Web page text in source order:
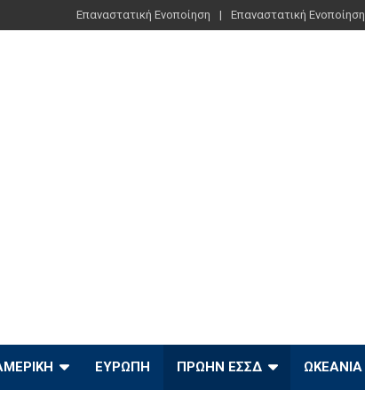
Επαναστατική Ενοποίηση Επαναστατική Ενοποίηση
ΕΥΡΏΠΗ ΠΡΏΗΝ ΕΣΣΔ ΩΚΕΑΝΊΑ